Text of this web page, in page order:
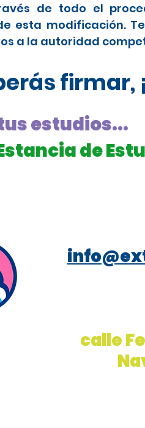
de todo el
esta modificación.
a la autoridad
firmar,
estudios...
de
calle